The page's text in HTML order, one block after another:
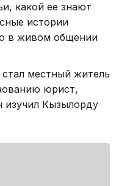
какой ее знают
истории
в живом общении
местный житель
юрист,
изучил Кызылорду